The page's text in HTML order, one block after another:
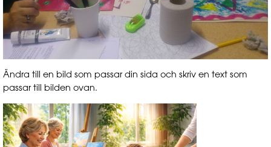
Ändra till en bild som passar din sida och skriv en text som
passar till bilden ovan.